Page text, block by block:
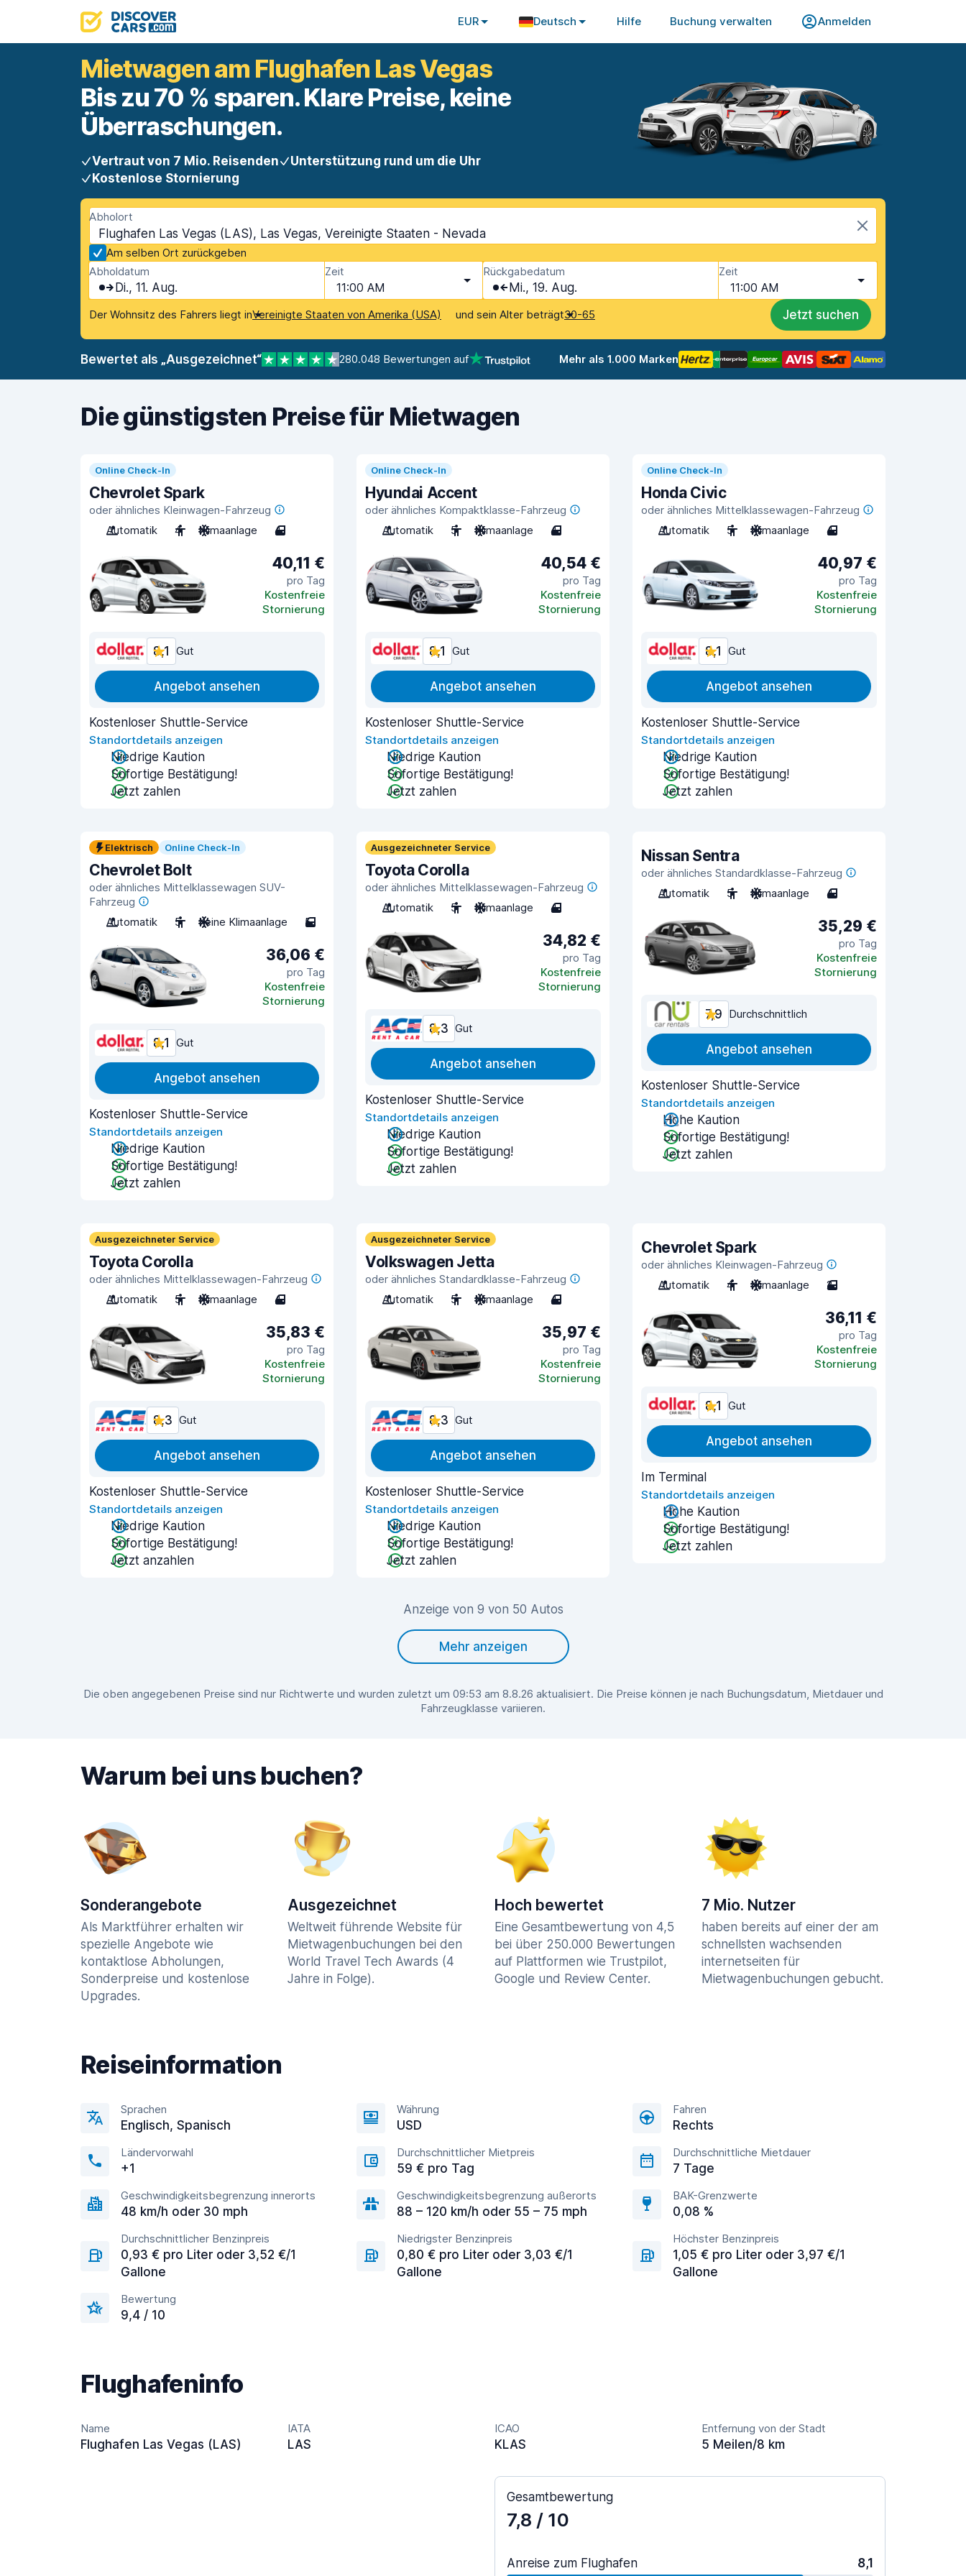
EUR Deutsch Hilfe Buchung verwalten Anmelden
Mietwagen am Flughafen Las Vegas
Bis zu 70 % sparen. Klare Preise, keine
Überraschungen.
Vertraut von 7 Mio. Reisenden
Unterstützung rund um die Uhr
Kostenlose Stornierung
Abholort
Flughafen Las Vegas (LAS), Las Vegas, Vereinigte Staaten - Nevada
Am selben Ort zurückgeben
Abholdatum
Di., 11. Aug.
Zeit
11:00 AM
Rückgabedatum
Mi., 19. Aug.
Zeit
11:00 AM
Der Wohnsitz des Fahrers liegt inVereinigte Staaten von Amerika (USA) und sein Alter beträgt30-65 Jetzt suchen
Bewertet als „Ausgezeichnet“ 280.048 Bewertungen auf Mehr als 1.000 Marken
Die günstigsten Preise für Mietwagen
Online Check-In
Chevrolet Spark
oder ähnliches Kleinwagen-Fahrzeug
Automatik
4 Klimaanlage 4
40,11 €
pro Tag
Kostenfreie
Stornierung
8,1 Gut
Angebot ansehen
Kostenloser Shuttle-Service
Standortdetails anzeigen
Niedrige Kaution
Sofortige Bestätigung!
Jetzt zahlen
Online Check-In
Hyundai Accent
oder ähnliches Kompaktklasse-Fahrzeug
Automatik
5 Klimaanlage 4
40,54 €
pro Tag
Kostenfreie
Stornierung
8,1 Gut
Angebot ansehen
Kostenloser Shuttle-Service
Standortdetails anzeigen
Niedrige Kaution
Sofortige Bestätigung!
Jetzt zahlen
Online Check-In
Honda Civic
oder ähnliches Mittelklassewagen-Fahrzeug
Automatik
5 Klimaanlage 4
40,97 €
pro Tag
Kostenfreie
Stornierung
8,1 Gut
Angebot ansehen
Kostenloser Shuttle-Service
Standortdetails anzeigen
Niedrige Kaution
Sofortige Bestätigung!
Jetzt zahlen
Elektrisch Online Check-In
Chevrolet Bolt
oder ähnliches Mittelklassewagen SUV-
Fahrzeug
Automatik
5 Keine Klimaanlage 5
36,06 €
pro Tag
Kostenfreie
Stornierung
8,1 Gut
Angebot ansehen
Kostenloser Shuttle-Service
Standortdetails anzeigen
Niedrige Kaution
Sofortige Bestätigung!
Jetzt zahlen
Ausgezeichneter Service
Toyota Corolla
oder ähnliches Mittelklassewagen-Fahrzeug
Automatik
5 Klimaanlage 4
34,82 €
pro Tag
Kostenfreie
Stornierung
8,3 Gut
Angebot ansehen
Kostenloser Shuttle-Service
Standortdetails anzeigen
Niedrige Kaution
Sofortige Bestätigung!
Jetzt zahlen
Nissan Sentra
oder ähnliches Standardklasse-Fahrzeug
Automatik
5 Klimaanlage 4
35,29 €
pro Tag
Kostenfreie
Stornierung
7,9 Durchschnittlich
Angebot ansehen
Kostenloser Shuttle-Service
Standortdetails anzeigen
Hohe Kaution
Sofortige Bestätigung!
Jetzt zahlen
Ausgezeichneter Service
Toyota Corolla
oder ähnliches Mittelklassewagen-Fahrzeug
Automatik
5 Klimaanlage 4
35,83 €
pro Tag
Kostenfreie
Stornierung
8,3 Gut
Angebot ansehen
Kostenloser Shuttle-Service
Standortdetails anzeigen
Niedrige Kaution
Sofortige Bestätigung!
Jetzt anzahlen
Ausgezeichneter Service
Volkswagen Jetta
oder ähnliches Standardklasse-Fahrzeug
Automatik
5 Klimaanlage 4
35,97 €
pro Tag
Kostenfreie
Stornierung
8,3 Gut
Angebot ansehen
Kostenloser Shuttle-Service
Standortdetails anzeigen
Niedrige Kaution
Sofortige Bestätigung!
Jetzt zahlen
Chevrolet Spark
oder ähnliches Kleinwagen-Fahrzeug
Automatik
4 Klimaanlage 2
36,11 €
pro Tag
Kostenfreie
Stornierung
8,1 Gut
Angebot ansehen
Im Terminal
Standortdetails anzeigen
Hohe Kaution
Sofortige Bestätigung!
Jetzt zahlen
Anzeige von 9 von 50 Autos
Mehr anzeigen
Die oben angegebenen Preise sind nur Richtwerte und wurden zuletzt um 09:53 am 8.8.26 aktualisiert. Die Preise können je nach Buchungsdatum, Mietdauer und
Fahrzeugklasse variieren.
Warum bei uns buchen?
Sonderangebote
Als Marktführer erhalten wir
spezielle Angebote wie
kontaktlose Abholungen,
Sonderpreise und kostenlose
Upgrades.
Ausgezeichnet
Weltweit führende Website für
Mietwagenbuchungen bei den
World Travel Tech Awards (4
Jahre in Folge).
Hoch bewertet
Eine Gesamtbewertung von 4,5
bei über 250.000 Bewertungen
auf Plattformen wie Trustpilot,
Google und Review Center.
7 Mio. Nutzer
haben bereits auf einer der am
schnellsten wachsenden
internetseiten für
Mietwagenbuchungen gebucht.
Reiseinformation
Sprachen
Englisсh, Spanisch
Währung
USD
Fahren
Rechts
Ländervorwahl
+1
Durchschnittlicher Mietpreis
59 € pro Tag
Durchschnittliche Mietdauer
7 Tage
Geschwindigkeitsbegrenzung innerorts
48 km/h oder 30 mph
Geschwindigkeitsbegrenzung außerorts
88 – 120 km/h oder 55 – 75 mph
BAK-Grenzwerte
0,08 %
Durchschnittlicher Benzinpreis
0,93 € pro Liter oder 3,52 €/1
Gallone
Niedrigster Benzinpreis
0,80 € pro Liter oder 3,03 €/1
Gallone
Höchster Benzinpreis
1,05 € pro Liter oder 3,97 €/1
Gallone
Bewertung
9,4 / 10
Flughafeninfo
Name
Flughafen Las Vegas (LAS)
IATA
LAS
ICAO
KLAS
Entfernung von der Stadt
5 Meilen/8 km
Gesamtbewertung
7,8 / 10
Anreise zum Flughafen 8,1